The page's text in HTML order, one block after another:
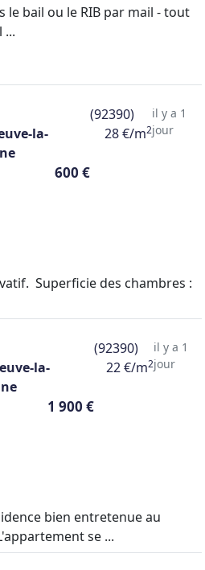
bail ou le RIB par mail - tout
...
la-
600 €
(92390)
28 €/m2
il y a 1
jour
Superficie des chambres :
la-
1 900 €
(92390)
22 €/m2
il y a 1
jour
bien entretenue au
se ...